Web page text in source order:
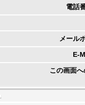
電話
メール
E-
この画面